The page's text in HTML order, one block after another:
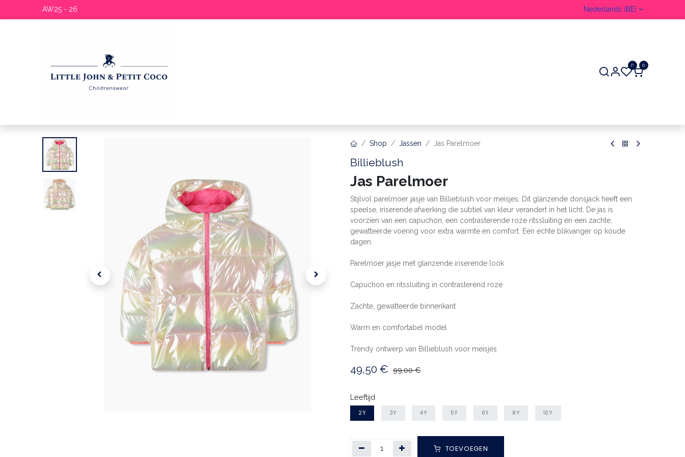
AW25 - 26 Nederlands (BE)
0 0
Shop Jassen Jas Parelmoer
Billieblush
Jas Parelmoer
Stijlvol parelmoer jasje van Billieblush voor meisjes. Dit glanzende donsjack heeft een
speelse, iriserende afwerking die subtiel van kleur verandert in het licht. De jas is
voorzien van een capuchon, een contrasterende roze ritssluiting en een zachte,
gewatteerde voering voor extra warmte en comfort. Een echte blikvanger op koude
dagen.
Parelmoer jasje met glanzende iriserende look
Capuchon en ritssluiting in contrasterend roze
Zachte, gewatteerde binnenkant
Warm en comfortabel model
Trendy ontwerp van Billieblush voor meisjes
49,50 € 99,00€
Leeftijd
2Y 3Y 4Y 5Y 6Y 8Y 10Y
TOEVOEGEN